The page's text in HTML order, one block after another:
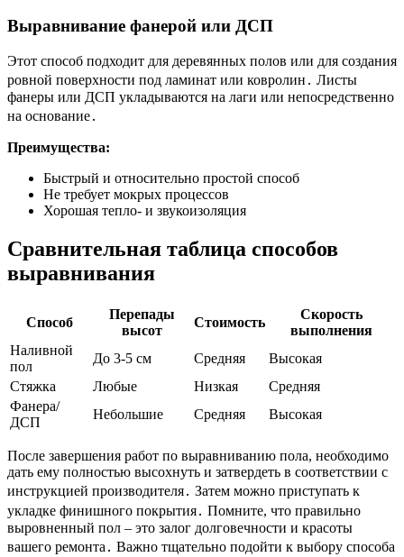
Выравнивание фанерой или ДСП
Этот способ подходит для деревянных полов или для создания
ровной поверхности под ламинат или ковролин․ Листы
фанеры или ДСП укладываются на лаги или непосредственно
на основание․
Преимущества:
Быстрый и относительно простой способ
Не требует мокрых процессов
Хорошая тепло- и звукоизоляция
Сравнительная таблица способов
выравнивания
Способ
Перепады
высот
Стоимость
Скорость
выполнения
Наливной
пол
До 3-5 см Средняя
Высокая
Стяжка
Любые Низкая
Средняя
Фанера/
ДСП
Небольшие Средняя Высокая
После завершения работ по выравниванию пола, необходимо
дать ему полностью высохнуть и затвердеть в соответствии с
инструкцией производителя․ Затем можно приступать к
укладке финишного покрытия․ Помните, что правильно
выровненный пол – это залог долговечности и красоты
вашего ремонта․ Важно тщательно подойти к выбору способа